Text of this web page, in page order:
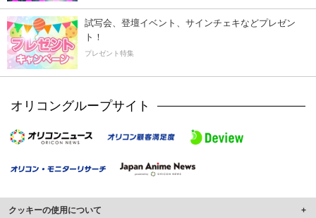
試写会、登壇イベント、サインチェキなどプレゼン
ト！
プレゼント特集
オリコングループサイト
クッキーの使用について